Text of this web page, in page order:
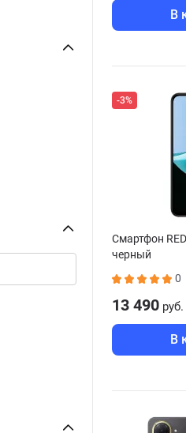
В
-3%
Смартфон
черный
0
13 490 руб.
В